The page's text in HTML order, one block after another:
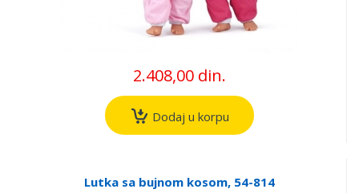
2.408,00 din.
Dodaj u korpu
Lutka sa bujnom kosom, 54-814